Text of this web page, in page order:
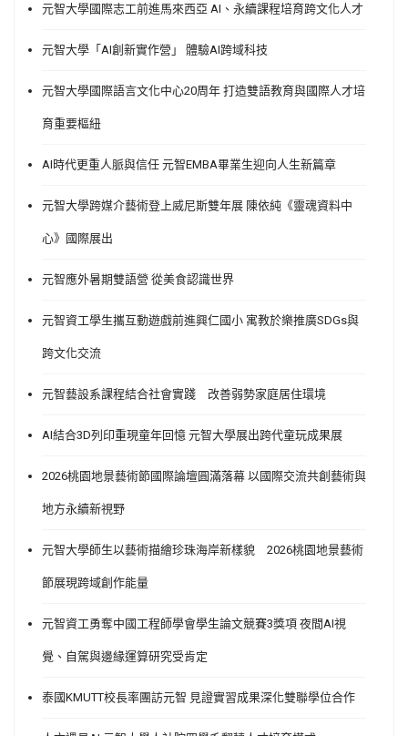
元智大學國際志工前進馬來西亞 AI、永續課程培育跨文化人才
元智大學「AI創新實作營」 體驗AI跨域科技
元智大學國際語言文化中心20周年 打造雙語教育與國際人才培
育重要樞紐
AI時代更重人脈與信任 元智EMBA畢業生迎向人生新篇章
元智大學跨媒介藝術登上威尼斯雙年展 陳依純《靈魂資料中
心》國際展出
元智應外暑期雙語營 從美食認識世界
元智資工學生攜互動遊戲前進興仁國小 寓教於樂推廣SDGs與
跨文化交流
元智藝設系課程結合社會實踐 改善弱勢家庭居住環境
AI結合3D列印重現童年回憶 元智大學展出跨代童玩成果展
2026桃園地景藝術節國際論壇圓滿落幕 以國際交流共創藝術與
地方永續新視野
元智大學師生以藝術描繪珍珠海岸新樣貌 2026桃園地景藝術
節展現跨域創作能量
元智資工勇奪中國工程師學會學生論文競賽3獎項 夜間AI視
覺、自駕與邊緣運算研究受肯定
泰國KMUTT校長率團訪元智 見證實習成果深化雙聯學位合作